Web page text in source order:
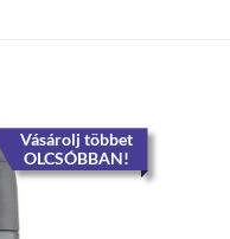
Vásárolj többet
OLCSÓBBAN!